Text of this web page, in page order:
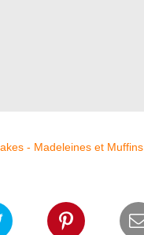
- Madeleines et Muffins